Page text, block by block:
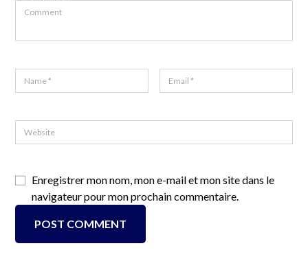
Enregistrer mon nom, mon e-mail et mon site dans le
navigateur pour mon prochain commentaire.